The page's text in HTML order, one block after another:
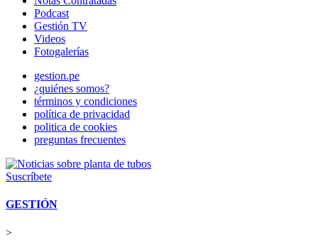
Podcast
Gestión TV
Videos
Fotogalerías
gestion.pe
¿quiénes somos?
términos y condiciones
política de privacidad
politica de cookies
preguntas frecuentes
Suscríbete
GESTIÓN
>